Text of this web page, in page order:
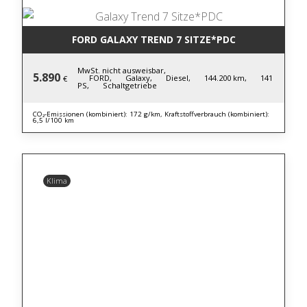
FORD GALAXY TREND 7 SITZE*PDC
5.890 €
MwSt. nicht ausweisbar,
FORD, Galaxy, Diesel, 144.200 km, 141
PS, Schaltgetriebe
CO₂-Emissionen (kombiniert): 172 g/km, Kraftstoffverbrauch (kombiniert):
6,5 l/100 km
Klima